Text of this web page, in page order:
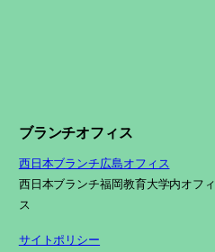
ブランチオフィス
西日本ブランチ広島オフィス
西日本ブランチ福岡教育大学内オフィ
ス
サイトポリシー